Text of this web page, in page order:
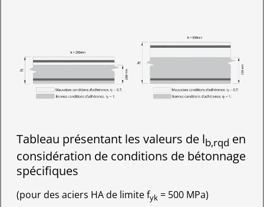
Tableau présentant les valeurs de lb,rqd en
considération de conditions de bétonnage
spécifiques
(pour des aciers HA de limite fyk= 500 MPa)